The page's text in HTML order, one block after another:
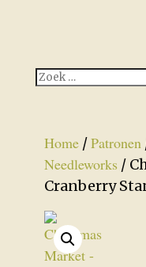
Home/Patronen
Needleworks /
Cranberry